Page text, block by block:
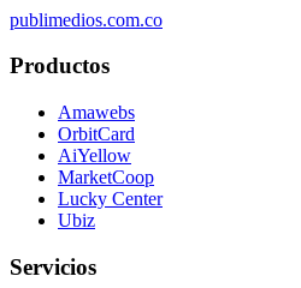
publimedios.com.co
Productos
Amawebs
OrbitCard
AiYellow
MarketCoop
Lucky Center
Ubiz
Servicios